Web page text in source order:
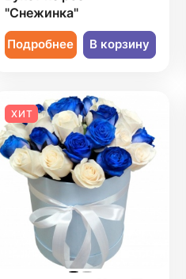
"Снежинка"
Подробнее В корзину
ХИТ